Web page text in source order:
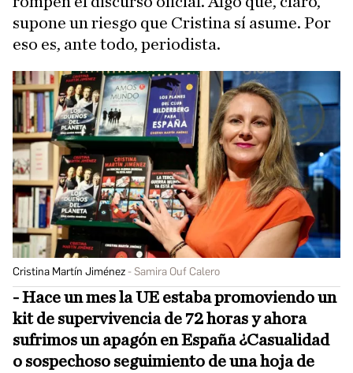
supone un riesgo que Cristina sí asume. Por
eso es, ante todo, periodista.
Cristina Martín Jiménez Samira Ouf Calero
- Hace un mes la UE estaba promoviendo un
kit de supervivencia de 72 horas y ahora
sufrimos un apagón en España ¿Casualidad
o sospechoso seguimiento de una hoja de